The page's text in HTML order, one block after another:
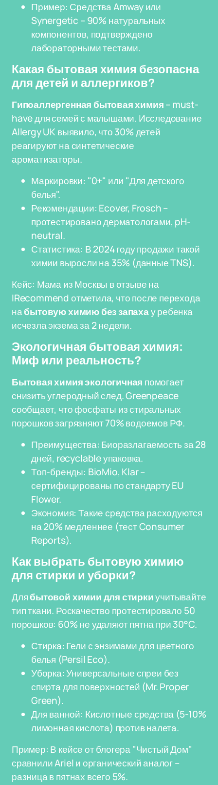
Пример: Средства Amway или
Synergetic – 90% натуральных
компонентов, подтверждено
лабораторными тестами.
Какая бытовая химия безопасна
для детей и аллергиков?
Гипоаллергенная бытовая химия– must-
have для семей с малышами. Исследование
Allergy UK выявило, что 30% детей
реагируют на синтетические
ароматизаторы.
Маркировки: "0+" или "Для детского
белья".
Рекомендации: Ecover, Frosch –
протестировано дерматологами, pH-
neutral.
Статистика: В 2024 году продажи такой
химии выросли на 35% (данные TNS).
Кейс: Мама из Москвы в отзыве на
IRecommend отметила, что после перехода
набытовую химию без запахау ребенка
исчезла экзема за 2 недели.
Экологичная бытовая химия:
Миф или реальность?
Бытовая химия экологичная помогает
снизить углеродный след. Greenpeace
сообщает, что фосфаты из стиральных
порошков загрязняют 70% водоемов РФ.
Преимущества: Биоразлагаемость за 28
дней, recyclable упаковка.
Топ-бренды: BioMio, Klar –
сертифицированы по стандарту EU
Flower.
Экономия: Такие средства расходуются
на 20% медленнее (тест Consumer
Reports).
Как выбрать бытовую химию
для стирки и уборки?
Длябытовой химии для стиркиучитывайте
тип ткани. Роскачество протестировало 50
порошков: 60% не удаляют пятна при 30°C.
Стирка: Гели с энзимами для цветного
белья (Persil Eco).
Уборка: Универсальные спреи без
спирта для поверхностей (Mr. Proper
Green).
Для ванной: Кислотные средства (5-10%
лимонная кислота) против налета.
Пример: В кейсе от блогера "Чистый Дом"
сравнили Ariel и органический аналог –
разница в пятнах всего 5%.